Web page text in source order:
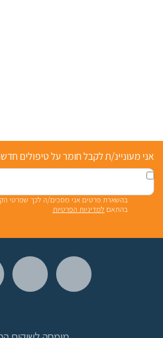
אני מעוניינ/ת לקבל חומר על טיפולים
בהשארת פרטים אני מסכים/ה לכך שפרטי
בהתאם למדיניות הפרטיות